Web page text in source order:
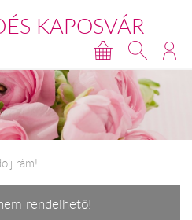
KAPOSVÁR
rám!
rendelhető!